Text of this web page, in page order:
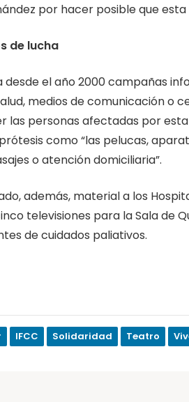
por hacer posible que
de lucha
desde el año 2000 campañas
medios de comunicación o
las personas afectadas por
como “las pelucas,
o atención domiciliaria”.
además, material a los
televisiones para la Sala de
de cuidados paliativos.
IFCC Solidaridad Teatro